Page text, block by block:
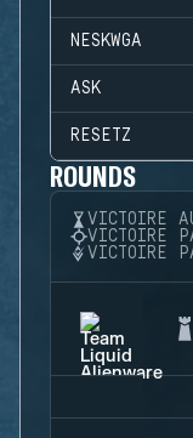
NESKWGA
ASK
RESETZ
ROUNDS
VICTOIRE
VICTOIRE
VICTOIRE